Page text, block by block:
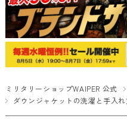
ミリタリーショップWAIPER 公式
ダウンジャケットの洗濯と手入